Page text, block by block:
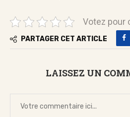
Votez pour
PARTAGER CET ARTICLE
LAISSEZ UN